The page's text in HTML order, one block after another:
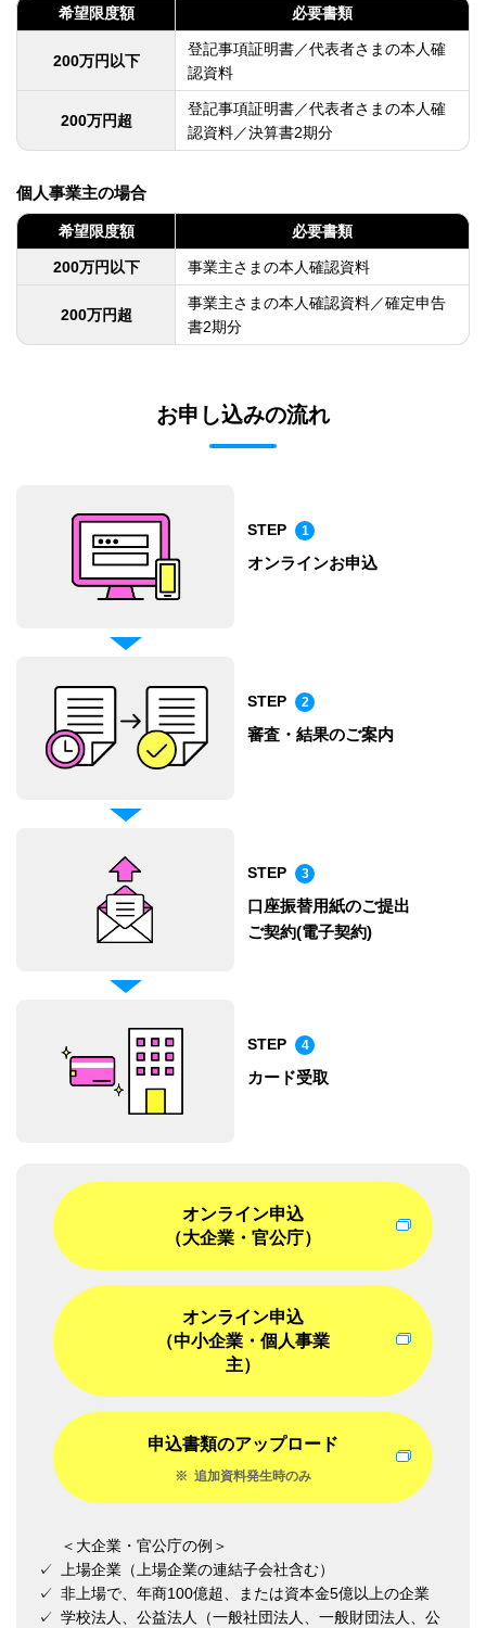
希望限度額 必要書類
200万円以下
登記事項証明書／代表者さまの本人確
認資料
200万円超
登記事項証明書／代表者さまの本人確
認資料／決算書2期分
個人事業主の場合
希望限度額 必要書類
200万円以下 事業主さまの本人確認資料
200万円超
事業主さまの本人確認資料／確定申告
書2期分
お申し込みの流れ
STEP 1
オンラインお申込
STEP 2
審査・結果のご案内
STEP 3
口座振替用紙のご提出
ご契約(電子契約)
STEP 4
カード受取
オンライン申込
（大企業・官公庁）
オンライン申込
（中小企業・個人事業
主）
申込書類のアップロード
※ 追加資料発生時のみ
＜大企業・官公庁の例＞
✓ 上場企業（上場企業の連結子会社含む）
✓ 非上場で、年商100億超、または資本金5億以上の企業
✓ 学校法人、公益法人（一般社団法人、一般財団法人、公